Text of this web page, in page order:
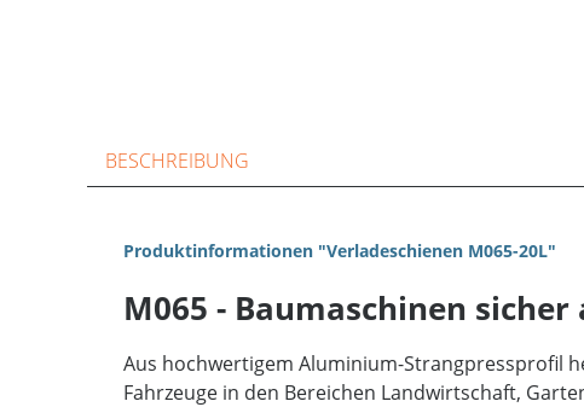
BESCHREIBUNG
Produktinformationen "Verladeschienen M065-20L"
M065 - Baumaschinen
Aus hochwertigem Aluminium-Strangpressprofil
Fahrzeuge in den Bereichen Landwirtschaft,